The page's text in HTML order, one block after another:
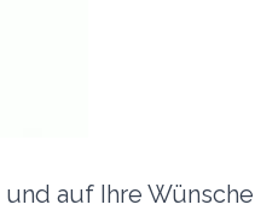
auf Ihre Wünsche